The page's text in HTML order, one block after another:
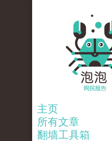
主页
所有文章
翻墙工具箱